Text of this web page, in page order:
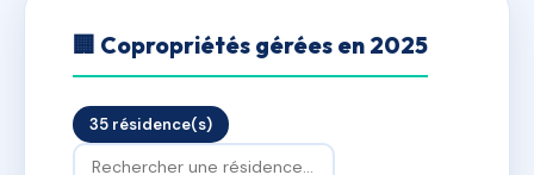
🏢 Copropriétés gérées en 2025
35 résidence(s)